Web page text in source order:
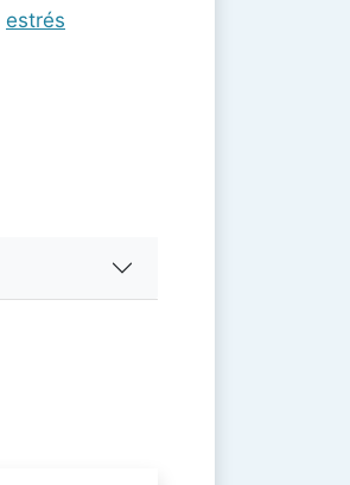
estrés